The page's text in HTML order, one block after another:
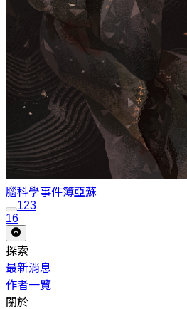
腦科學事件簿亞蘇
123
16
探索
最新消息
作者一覽
關於